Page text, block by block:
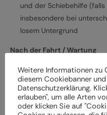
und der Schiebehilfe
insbesondere bei
losem Untergrund
Nach der Fahrt / Wartung
Bei Schäden und
Elektrofahrrad vor der
Fachbetrieb überprüft
Lassen Sie das
Weitere Informationen zu
diesem Cookiebanner
Datenschutzerklärung.
erlauben", um alle Arten
oder klicken Sie auf